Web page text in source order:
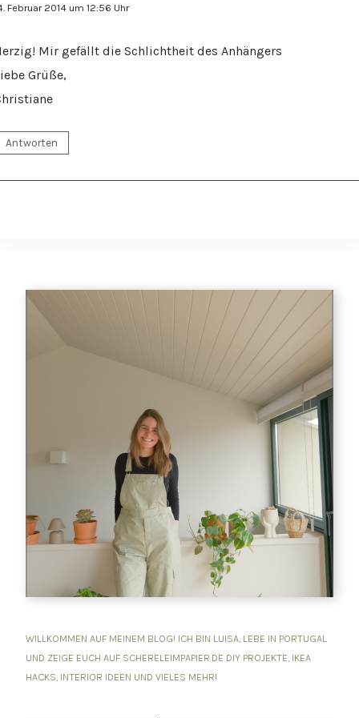
Februar 2014 um 12:56 Uhr
Mir gefällt die Schlichtheit des Anhängers
Grüße,
Antworten
WILLKOMMEN AUF MEINEM BLOG! ICH BIN LUISA, LEBE IN PORTUGAL
UND ZEIGE EUCH AUF SCHERELEIMPAPIER.DE DIY PROJEKTE, IKEA
HACKS, INTERIOR IDEEN UND VIELES MEHR!